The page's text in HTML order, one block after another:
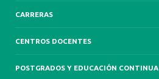
CARRERAS
CENTROS DOCENTES
POSTGRADOS Y EDUCACIÓN CONTINUA